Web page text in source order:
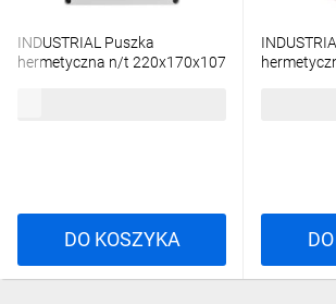
INDUSTRIAL Puszka
hermetyczna n/t 220x170x107
DO KOSZYKA